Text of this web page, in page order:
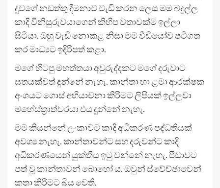
දුවගේ නඩත්තු දීමනාව වැඩි කරන ලෙස මම බදුල්ල
කාදි විනිසුරුවයාගෙන් කිහිප වතාවක්ම ඉල්ලා
සිටියා. ඔහු වැඩි නොකළ නිසා මම වීඩියෝව පටිගත
කර මාධ්‍යට ඉදිරිපත් කළා.
මගේ හිටපු මහත්තයා අවුරුද්දකට මගේ දරුවාට
සතයක්වත් දුන්නේ නැහැ. කාන්තා හා ළමා ආරක්ෂක
අංශයට ගොස් අභියාචනා කිරීමට ලිපියක් ඉල්ලුවා
මහේස්ත්‍රාත්වරයා එය දුන්නේ නැහැ.
මම කියන්නේ ලංකාවට කාදි අධිකරණ පද්ධතියක්
අවශ්‍ය නැහැ. කාන්තාවන්ට සහ දරුවන්ට කාදි
අධිකරණයෙන් යුක්තිය ඉටු වන්නේ නැහැ. පීඩාවට
පත් වූ කාන්තාවන් බොහෝ ය. ඔවුන් ස්වේච්ඡාවෙන්
කතා කිරීමට බිය වෙති.